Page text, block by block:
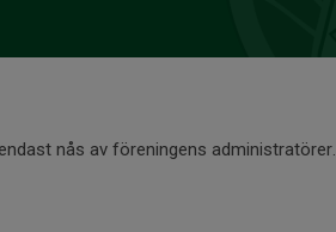
nås av föreningens administratörer.